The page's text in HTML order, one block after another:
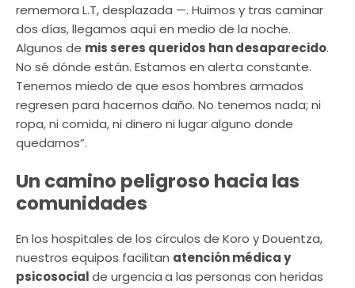
rememora L.T, desplazada —. Huimos y tras caminar
dos días, llegamos aquí en medio de la noche.
Algunos de mis seres queridos han desaparecido.
No sé dónde están. Estamos en alerta constante.
Tenemos miedo de que esos hombres armados
regresen para hacernos daño. No tenemos nada; ni
ropa, ni comida, ni dinero ni lugar alguno donde
quedarnos”.
Un camino peligroso hacia las
comunidades
En los hospitales de los círculos de Koro y Douentza,
nuestros equipos facilitan atención médica y
psicosocialde urgenciaa las personas con heridas